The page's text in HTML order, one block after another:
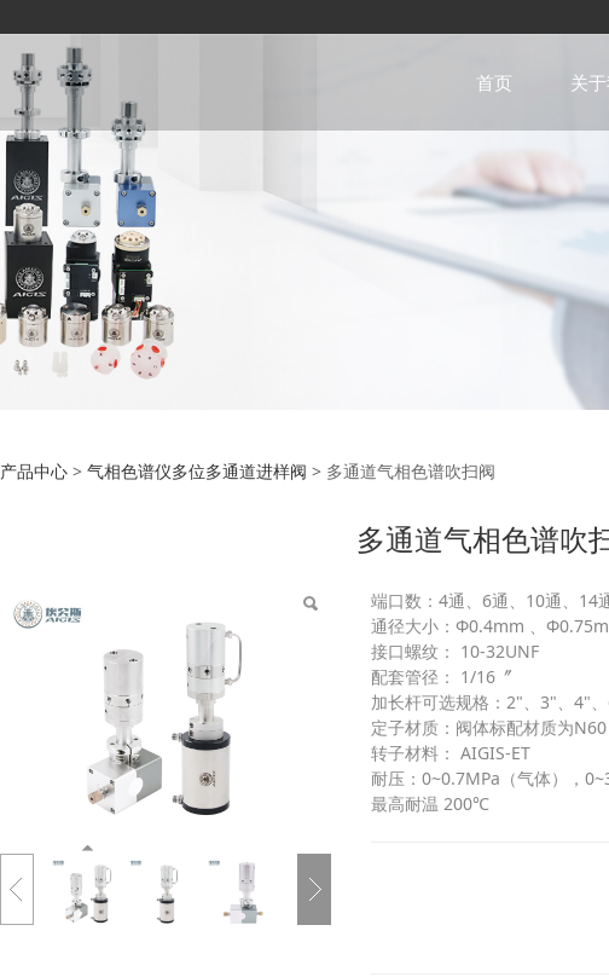
首页 关
多通道气相色谱吹扫阀
产品中心 > 气相色谱仪多位多通道进样阀 > 多通道气相色谱吹扫阀
多通道气相色谱吹
端口数：4通、6通、10通、14
通径大小：Φ0.4mm 、
接口螺纹： 10-32UNF
配套管径： 1/16〞
加长杆可选规格：2"、3"、4"
定子材质：阀体标配材质为
转子材料： AIGIS-ET
耐压：0~0.7MPa（气体），
最高耐温 200℃